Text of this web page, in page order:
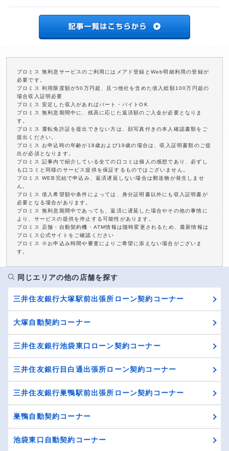
プロミス 無利息サービスのご利用にはメアド登録とWeb明細利用の登録が
必要です。
プロミス 利用限度額が50万円超、且つ他社を含めた借入総額100万円超の
場合収入証明必要
プロミス 安定した収入があればパート・バイトOK
プロミス 無利息期間中に、残高に応じた返済額のご入金が必要となりま
す。
プロミス 運転免許証を提出できない方は、顔写真付きの本人確認書類をご
提出ください。
プロミス お申込時の年齢が18歳および19歳の場合は、収入証明書類のご提
出が必須となります。
プロミス 記事内で紹介している全ての口コミは個人の感想であり、必ずし
も口コミと同様のサービス提供を保証するものではございません。
プロミス WEB完結で申込み、返済遅延しない場合は郵送物が発生しませ
ん。
プロミス 借入希望額や条件によっては、身分証明書以外にも収入証明書が
必要となる場合があります。
プロミス 無利息期間中であっても、返済に遅延した場合やその他の事情に
より、サービスの提供を停止する可能性があります。
プロミス 店舗・自動契約機・ATM情報は随時変更されるため、最新情報は
プロミス公式サイトをご確認ください
プロミス ※お申込み時間や審査によりご希望に添えない場合がございま
す。
同じエリアの他の店舗を探す
三井住友銀行大塚駅前出張所ローン契約コーナー
大塚自動契約コーナー
三井住友銀行池袋東口ローン契約コーナー
三井住友銀行目白通出張所ローン契約コーナー
三井住友銀行巣鴨駅前出張所ローン契約コーナー
巣鴨自動契約コーナー
池袋東口自動契約コーナー